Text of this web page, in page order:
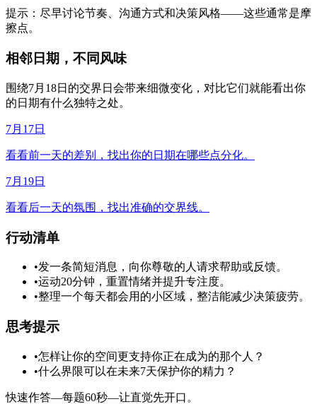
提示：尽早讨论节奏、沟通方式和决策风格——这些通常是摩
擦点。
相邻日期，不同风味
围绕7月18日的交界日会带来细微变化，对比它们就能看出你
的日期有什么独特之处。
7月17日
看看前一天的差别，找出你的日期在哪些点分化。
7月19日
看看后一天的氛围，找出准确的交界线。
行动清单
•发一条简短消息，向你尊敬的人请求帮助或反馈。
•运动20分钟，重置情绪并提升专注度。
•整理一个每天都会用的小区域，整洁能减少决策疲劳。
思考提示
•怎样让你的空间更支持你正在成为的那个人？
•什么界限可以在未来7天保护你的精力？
快速作答—每题60秒—让直觉先开口。